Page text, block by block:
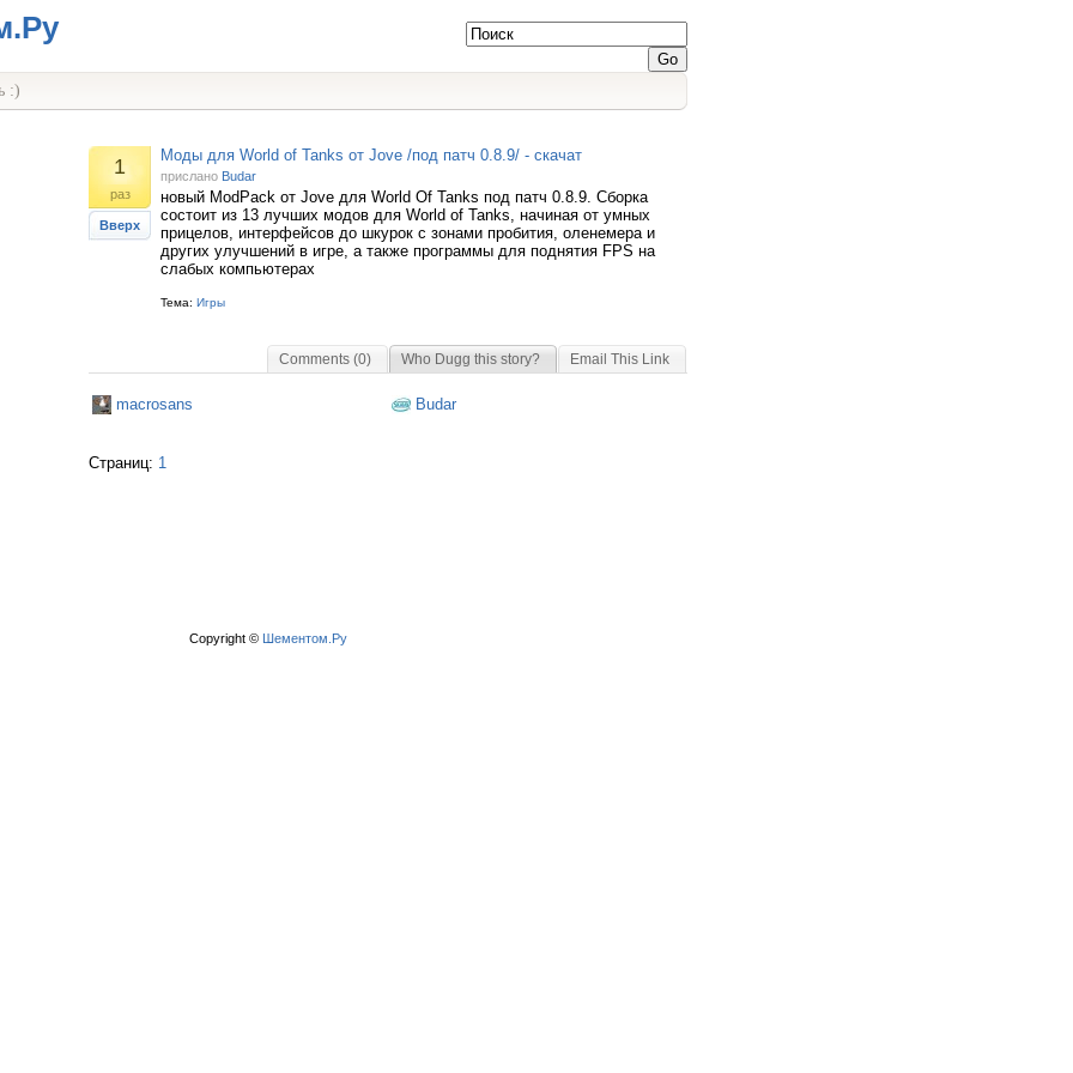
:)
1
раз
Вверх
Моды для World of Tanks от Jove /под патч 0.8.9/ - скачат
прислано Budar
новый ModPack от Jove для World Of Tanks под патч 0.8.9. Сборка
состоит из 13 лучших модов для World of Tanks, начиная от умных
прицелов, интерфейсов до шкурок с зонами пробития, оленемера и
других улучшений в игре, а также программы для поднятия FPS на
слабых компьютерах
Тема: Игры
Comments (0) Who Dugg this story? Email This Link
macrosans Budar
Страниц: 1
Copyright © Шементом.Ру